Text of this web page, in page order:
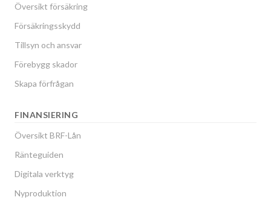
Översikt försäkring
Försäkringsskydd
Tillsyn och ansvar
Förebygg skador
Skapa förfrågan
FINANSIERING
Översikt BRF-Lån
Ränteguiden
Digitala verktyg
Nyproduktion